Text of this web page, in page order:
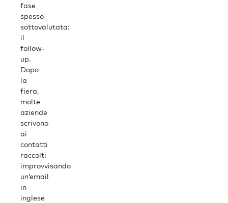
fase
spesso
sottovalutata:
il
follow-
up.
Dopo
la
fiera,
molte
aziende
scrivono
ai
contatti
raccolti
improvvisando
un’email
in
inglese